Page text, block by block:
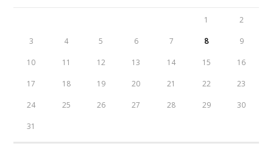
1 2
3 4 5 6 7 8 9
10 11 12 13 14 15 16
17 18 19 20 21 22 23
24 25 26 27 28 29 30
31